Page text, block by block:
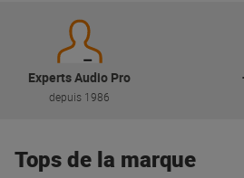
Experts Audio Pro
depuis 1986
Tops de la marque